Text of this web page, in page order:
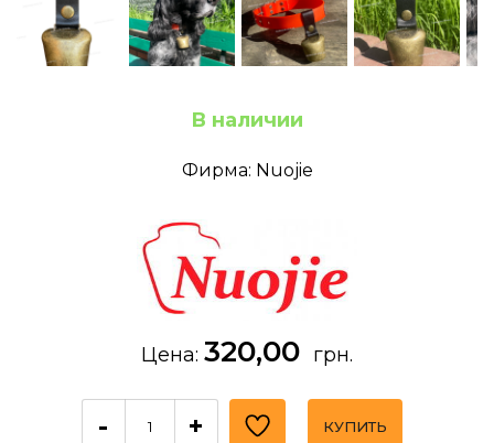
В наличии
Фирма: Nuojie
Цена: 320,00 грн.
- + КУПИТЬ